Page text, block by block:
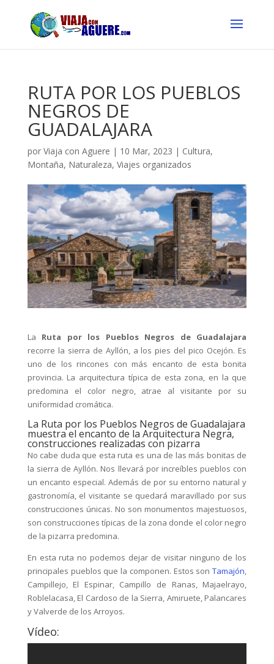
RUTA POR LOS PUEBLOS
NEGROS DE
GUADALAJARA
por Viaja con Aguere | 10 Mar, 2023 | Cultura,
Montaña, Naturaleza, Viajes organizados
La Ruta por los Pueblos Negros de Guadalajara
recorre la sierra de Ayllón, a los pies del pico Ocejón. Es
uno de los rincones con más encanto de esta bonita
provincia. La arquitectura típica de esta zona, en la que
predomina el color negro, atrae al visitante por su
uniformidad cromática.
La Ruta por los Pueblos Negros de Guadalajara
muestra el encanto de la Arquitectura Negra,
construcciones realizadas con pizarra
No cabe duda que esta ruta es una de las más bonitas de
la sierra de Ayllón. Nos llevará por increíbles pueblos con
un encanto especial. Además de por su entorno natural y
gastronomía, el visitante se quedará maravillado por sus
construcciones únicas. No son monumentos majestuosos,
son construcciones típicas de la zona donde el color negro
de la pizarra predomina.
En esta ruta no podemos dejar de visitar ninguno de los
principales pueblos que la componen. Estos sonTamajón
Campillejo, El Espinar, Campillo de Ranas, Majaelrayo,
Roblelacasa, El Cardoso de la Sierra, Amiruete, Palancares
y Valverde de los Arroyos.
Vídeo: